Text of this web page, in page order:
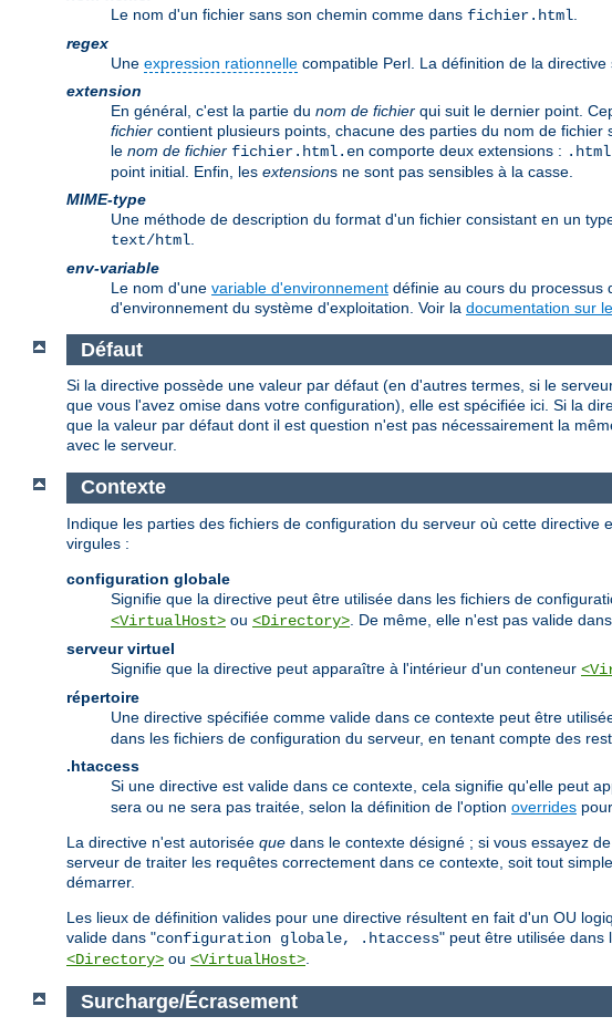
Le nom d'un fichier sans son chemin comme dans fichier.html
regex
Une expression rationnelle compatible Perl. La définition de la
extension
En général, c'est la partie du nom de fichier qui suit le dernier point.
fichier contient plusieurs points, chacune des parties du nom de
le nom de fichier fichier.html.en comporte deux extensions : .html
point initial. Enfin, les extensions ne sont pas sensibles à la casse.
MIME-type
Une méthode de description du format d'un fichier consistant en un
text/html
env-variable
Le nom d'une variable d'environnement définie au cours du processus
d'environnement du système d'exploitation. Voir la documentation sur
Défaut
Si la directive possède une valeur par défaut (en d'autres termes, si le
que vous l'avez omise dans votre configuration), elle est spécifiée ici. Si la
que la valeur par défaut dont il est question n'est pas nécessairement la
avec le serveur.
Contexte
Indique les parties des fichiers de configuration du serveur où cette
virgules :
configuration globale
Signifie que la directive peut être utilisée dans les fichiers de
<VirtualHost> ou <Directory> . De même, elle n'est pas valide
serveur virtuel
Signifie que la directive peut apparaître à l'intérieur d'un conteneur
répertoire
Une directive spécifiée comme valide dans ce contexte peut être
dans les fichiers de configuration du serveur, en tenant compte des
.htaccess
Si une directive est valide dans ce contexte, cela signifie qu'elle peut
sera ou ne sera pas traitée, selon la définition de l'option overrides
La directive n'est autorisée que dans le contexte désigné ; si vous essayez
serveur de traiter les requêtes correctement dans ce contexte, soit tout
démarrer.
Les lieux de définition valides pour une directive résultent en fait d'un OU
valide dans "configuration globale, .htaccess" peut être utilisée dans
<Directory> ou <VirtualHost>
Surcharge/Écrasement